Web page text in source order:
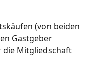
(von beiden
Gastgeber
die Mitgliedschaft